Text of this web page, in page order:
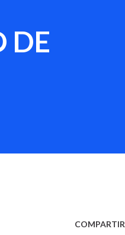
DE
COMPARTIR